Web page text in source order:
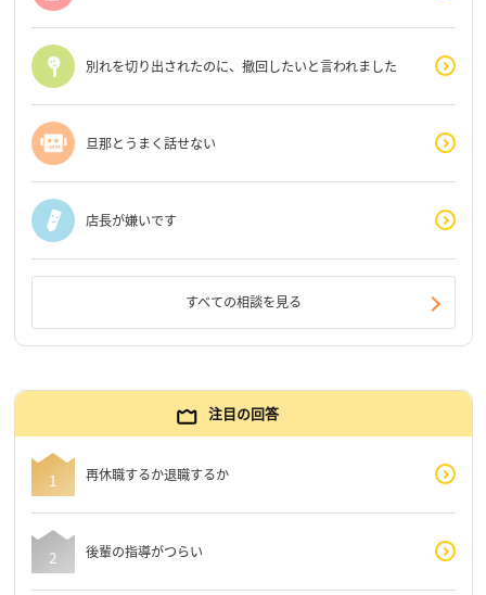
別れを切り出されたのに、撤回したいと言われました
旦那とうまく話せない
店長が嫌いです
すべての相談を見る
注目の回答
再休職するか退職するか
後輩の指導がつらい